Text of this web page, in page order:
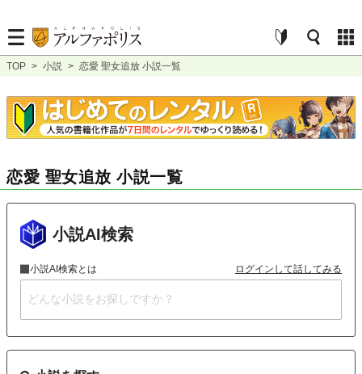
TOP > 小説 > 恋愛 聖女追放 小説一覧
恋愛 聖女追放 小説一覧
小説AI検索
小説AI検索とは ログインして話してみる